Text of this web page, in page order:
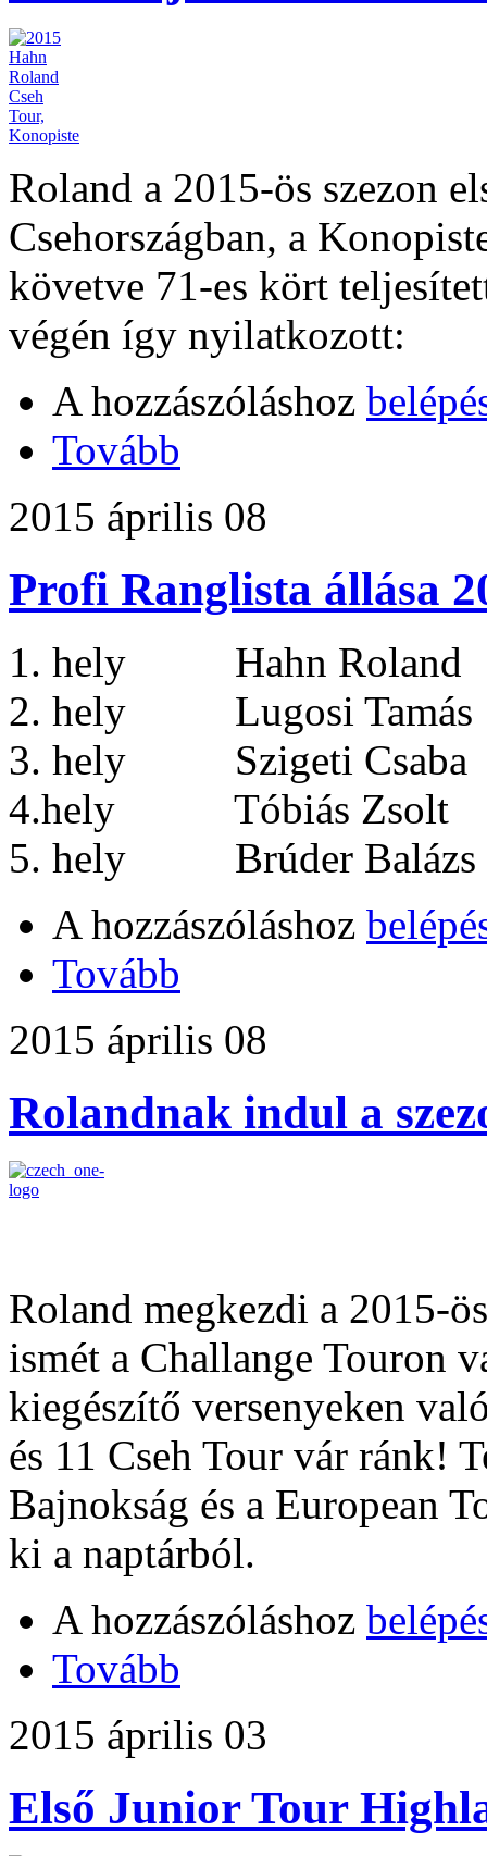
Roland a 2015-ös szezon
Csehországban, a
követve 71-es kört
végén így nyilatkozott:
A hozzászóláshoz
Tovább
2015 április 08
Profi Ranglista állása
1. hely Hahn Roland
2. hely Lugosi Tamás
3. hely Szigeti Csaba
4.hely Tóbiás Zsolt
5. hely Brúder
A hozzászóláshoz
Tovább
2015 április 08
Rolandnak indul a
Roland megkezdi a 2015-
ismét a Challange Touron
kiegészítő versenyeken
és 11 Cseh Tour vár ránk!
Bajnokság és a European
ki a naptárból.
A hozzászóláshoz
Tovább
2015 április 03
Első Junior Tour